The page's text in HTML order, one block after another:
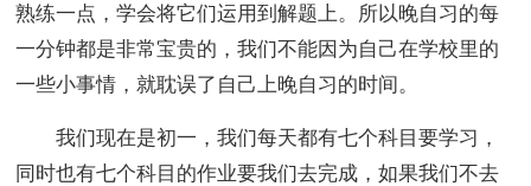
熟练一点，学会将它们运用到解题上。所以晚自习的每
一分钟都是非常宝贵的，我们不能因为自己在学校里的
一些小事情，就耽误了自己上晚自习的时间。
我们现在是初一，我们每天都有七个科目要学习，
同时也有七个科目的作业要我们去完成，如果我们不去